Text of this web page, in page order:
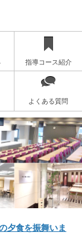
指導コース紹介
よくある質問
夕食を振舞いま